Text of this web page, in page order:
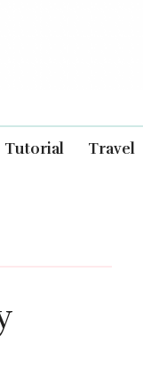
Tutorial Travel